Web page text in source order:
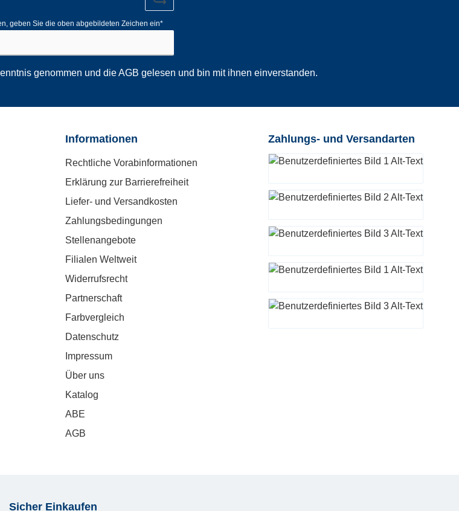
geben Sie die oben abgebildeten Zeichen ein*
genommen und dieAGB gelesen und bin mit ihnen einverstanden.
Informationen
Rechtliche Vorabinformationen
Erklärung zur Barrierefreiheit
Liefer- und Versandkosten
Zahlungsbedingungen
Stellenangebote
Filialen Weltweit
Widerrufsrecht
Partnerschaft
Farbvergleich
Datenschutz
Impressum
Über uns
Katalog
ABE
AGB
Zahlungs- und Versandarten
Sicher Einkaufen